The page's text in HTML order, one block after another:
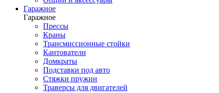
Гаражное
Гаражное
Прессы
Краны
Трансмиссионные стойки
Кантователи
Домкраты
Подставки под авто
Стяжки пружин
Траверсы для двигателей